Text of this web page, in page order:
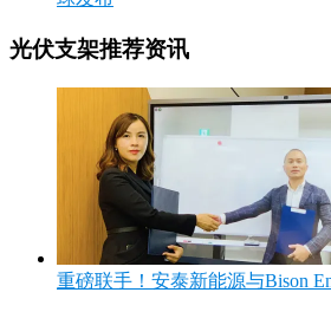
光伏支架推荐资讯
重磅联手！安泰新能源与Bison